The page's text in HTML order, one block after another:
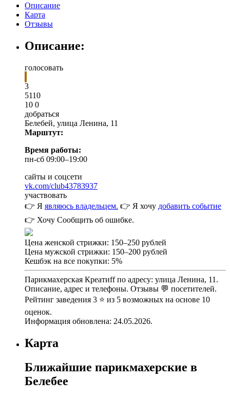
Описание
Карта
Отзывы
Описание:
голосовать
3
5110
10 0
добраться
Белебей, улица Ленина, 11
Марштут:
Время работы:
пн-сб 09:00–19:00
сайты и соцсети
vk.com/club43783937
участвовать
👉 Я являюсь владельцем. 👉 Я хочу добавить событие
👉 Хочу Сообщить об ошибке.
Цена женской стрижки: 150–250 рублей
Цена мужской стрижки: 150–200 рублей
Кешбэк на все покупки: 5%
Парикмахерская Креатиff по адресу: улица Ленина, 11.
Описание, адрес и телефоны. Отзывы 💬 посетителей.
Рейтинг заведения 3 ⭐ из 5 возможных на основе 10
оценок.
Информация обновлена: 24.05.2026.
Карта
Ближайшие парикмахерские в
Белебее